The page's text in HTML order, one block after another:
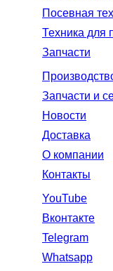
Посевная
Техника для
Запчасти
Запчасти и
Новости
Доставка
О компании
Контакты
YouTube
Вконтакте
Telegram
Whatsapp